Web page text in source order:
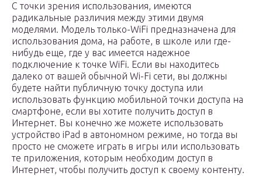
С точки зрения использования, имеются
радикальные различия между этими двумя
моделями. Модель только-WiFi предназначена для
использования дома, на работе, в школе или где-
нибудь еще, где у вас имеется надежное
подключение к точке WiFi. Если вы находитесь
далеко от вашей обычной Wi-Fi сети, вы должны
будете найти публичную точку доступа или
использовать функцию мобильной точки доступа на
смартфоне, если вы хотите получить доступ в
Интернет. Вы конечно же можете использовать
устройство iPad в автономном режиме, но тогда вы
просто не сможете играть в игры или использовать
те приложения, которым необходим доступ в
Интернет, чтобы получить доступ к своему контенту.